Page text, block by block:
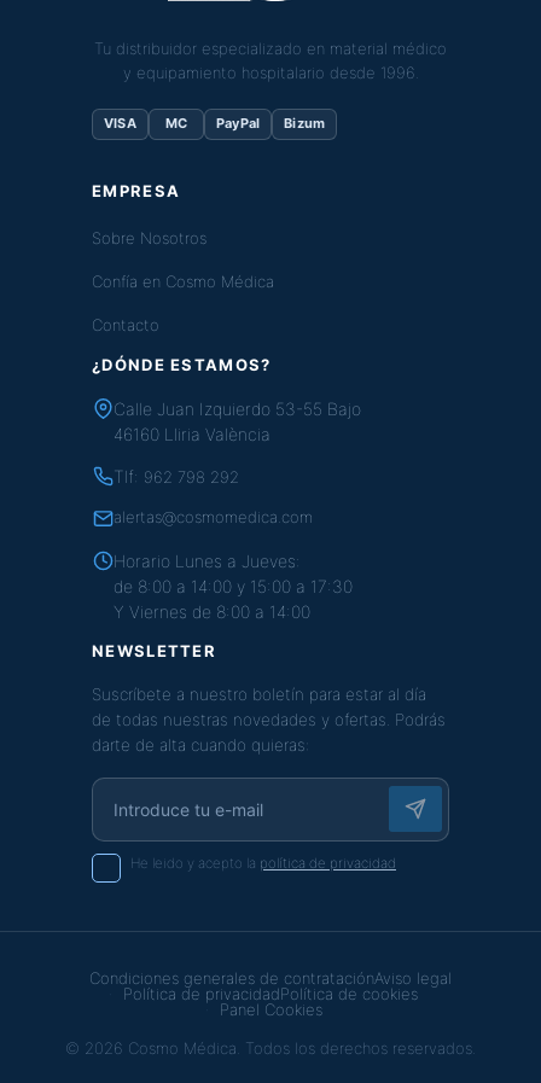
Tu distribuidor especializado en material médico
y equipamiento hospitalario desde 1996.
VISA MC PayPal Bizum
EMPRESA
Sobre Nosotros
Confía en Cosmo Médica
Contacto
¿DÓNDE ESTAMOS?
Calle Juan Izquierdo 53-55 Bajo
46160 Lliria València
Tlf: 962 798 292
alertas@cosmomedica.com
Horario Lunes a Jueves:
de 8:00 a 14:00 y 15:00 a 17:30
Y Viernes de 8:00 a 14:00
NEWSLETTER
Suscríbete a nuestro boletín para estar al día
de todas nuestras novedades y ofertas. Podrás
darte de alta cuando quieras:
He leido y acepto la política de privacidad
© 2026 Cosmo Médica. Todos los derechos reservados.
Condiciones generales de contrataciónAviso legal
Política de privacidadPolítica de cookies
Panel Cookies